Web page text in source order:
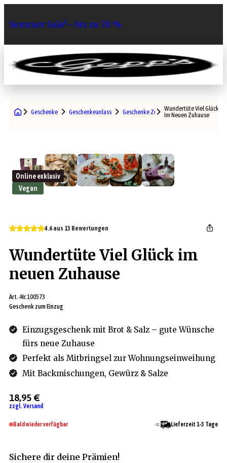
Summer Sale¹– bis zu 70 %
0
Geschenke Geschenkeanlass Geschenke Zum EinzugWundertüte Viel Glück
Im Neuen Zuhause
Online exklusiv
Vegan
4.6 aus 13 Bewertungen
Wundertüte Viel Glück im
neuen Zuhause
Art.-Nr.100573
Geschenk zum Einzug
Einzugsgeschenk mit Brot & Salz – gute Wünsche
fürs neue Zuhause
Perfekt als Mitbringsel zur Wohnungseinweihung
Mit Backmischungen, Gewürz & Salze
18,95 €
zzgl. Versand
Bald wieder verfügbar Lieferzeit 1-3 Tage
Sichere dir deine Prämien!